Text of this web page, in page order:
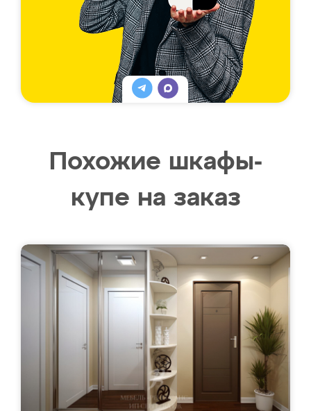
Похожие шкафы-
купе на заказ